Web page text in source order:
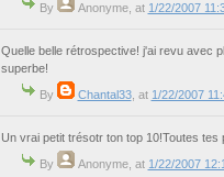
By
Anonyme, at 1/22/2007
Quelle belle rétrospective! j'ai revu avec
superbe!
By
Chantal33, at 1/22/2007
Un vrai petit trésotr ton top 10!Toutes
By
Anonyme, at 1/22/2007